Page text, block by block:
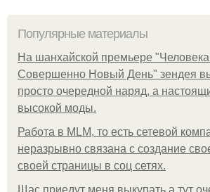
Популярные материалы
На шанхайской премьере
Совершенно Новый День" зендея
просто очередной наряд, а
высокой моды.
Работа в MLM, то есть сетевой
неразрывно связана с создание
своей страницы в соц сетях.
Щас приедут меня выкупать а тут